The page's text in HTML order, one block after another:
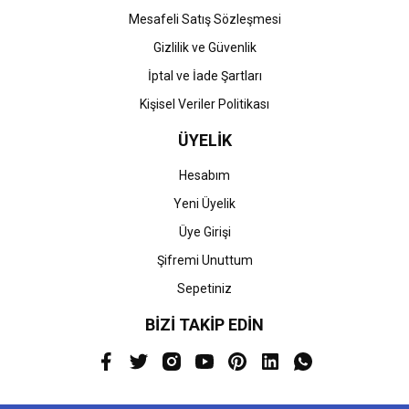
Mesafeli Satış Sözleşmesi
Gizlilik ve Güvenlik
İptal ve İade Şartları
Kişisel Veriler Politikası
ÜYELİK
Hesabım
Yeni Üyelik
Üye Girişi
Şifremi Unuttum
Sepetiniz
BİZİ TAKİP EDİN